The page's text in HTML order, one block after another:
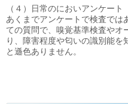
（４）日常のにおいアンケート
あくまでアンケートで検査では
ての質問で、嗅覚基準検査やオ
り、障害程度や匂いの識別能
と遜色ありません。